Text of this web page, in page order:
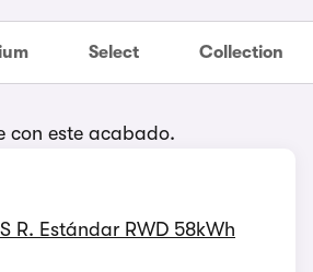
Select Collection
con este acabado.
R. Estándar RWD 58kWh